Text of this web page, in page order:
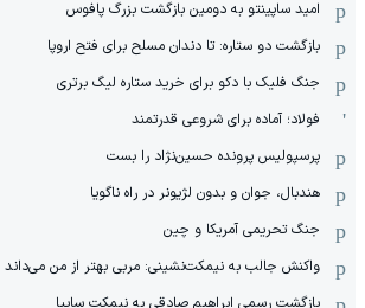
امید ساپینتو به دومین بازگشت بزرگ پافوس
بازگشت دو ستاره: تا دندان مسلح برای فتح اروپا
جنگ فلیک با دکو برای خرید ستاره لیگ برتری
فولاد؛ آماده برای شروعی قدرتمند
پرسپولیس پرونده حسین‌نژاد را بست
هندبال، جوان و بدون لژیونر در راه ناگویا
جنگ تحریمی آمریکا و چین
واکنش جالب به نیمکت‌نشینی: مربی بهتر از من می‌داند
بازگشت رسمی ابراهیم صادقی به نیمکت سایپا